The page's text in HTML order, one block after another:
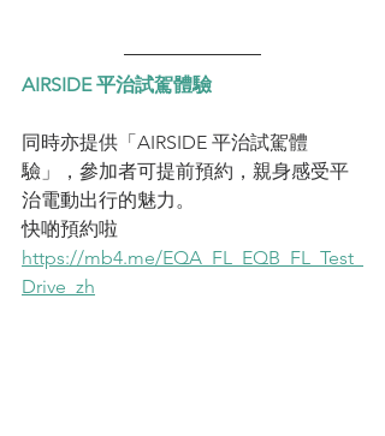
AIRSIDE 平治試駕體驗
同時亦提供「AIRSIDE 平治試駕體
驗」，參加者可提前預約，親身感受平
治電動出行的魅力。
快啲預約啦
https://mb4.me/EQA_FL_EQB_FL_Test_
Drive_zh